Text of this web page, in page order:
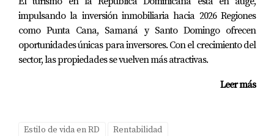
Si eres inversionista y tienes criptomonedas, hoy existen
mecanismos seguros que te permiten convertir esos
activos digitales en bienes raíces en destinos
internacionales como Punta Cana. Si deseas explorar
impulsando la inversión inmobiliaria hacia 2026 Regiones
como Punta Cana, Samaná y Santo Domingo ofrecen
oportunidades únicas para inversores. Con el crecimiento del
sector, las propiedades se vuelven más atractivas.
Leer más
Estilo de vida en RD
Rentabilidad